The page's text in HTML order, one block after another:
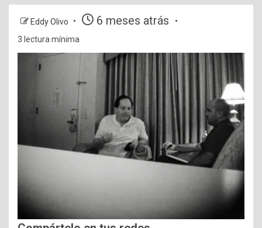
Eddy Olivo 6 meses atrás
3 lectura mínima